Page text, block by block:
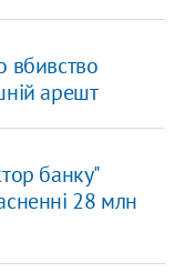
вбивство
арешт
банку"
28 млн